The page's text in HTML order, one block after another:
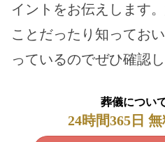
イントをお伝えします
ことだったり知ってお
っているのでぜひ確認し
葬儀につい
24時間365日